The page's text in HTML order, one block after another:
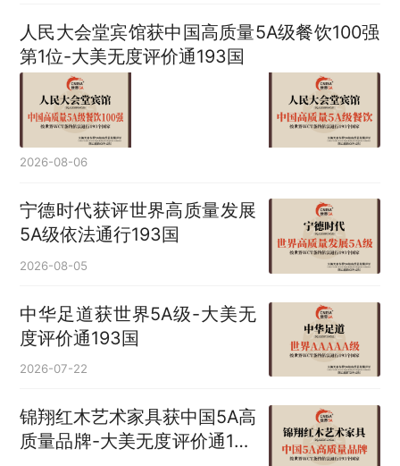
人民大会堂宾馆获中国高质量5A级餐饮100强
第1位-大美无度评价通193国
2026-08-06
宁德时代获评世界高质量发展
5A级依法通行193国
2026-08-05
中华足道获世界5A级-大美无
度评价通193国
2026-07-22
锦翔红木艺术家具获中国5A高
质量品牌-大美无度评价通193